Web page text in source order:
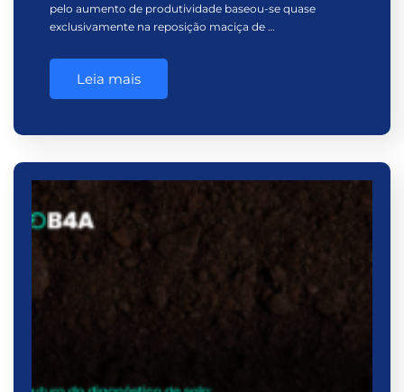
pelo aumento de produtividade baseou-se quase
exclusivamente na reposição maciça de …
Leia mais